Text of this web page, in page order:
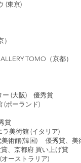
(東京)
TOMO（京都）
ー (大阪) 優秀賞
(ポーランド)
賞
美術館 (イタリア)
術館(韓国) 優秀賞、美
、京都府 買い上げ賞
ーストラリア)